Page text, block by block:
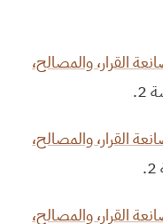
القرار، والمصالح،
القرار، والمصالح،
القرار، والمصالح،